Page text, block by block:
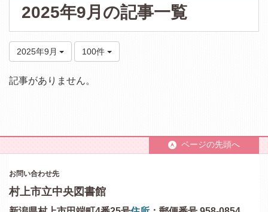
2025年9月の記事一覧
2025年9月 100件
記事がありません。
ページの先頭へ
お問い合わせ先
村上市立中央図書館